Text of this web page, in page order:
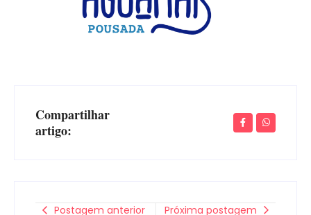
Compartilhar
artigo:
Postagem anterior Próxima postagem